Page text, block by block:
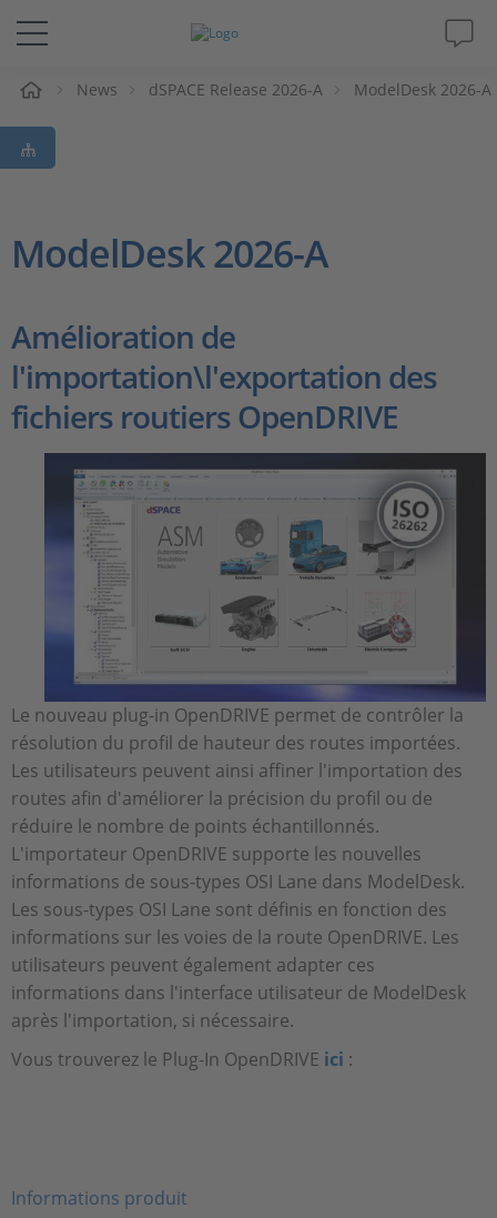
Solutions & Produits
Support
Carrières
News dSPACE Release 2026-A ModelDesk 2026-A
ModelDesk 2026-A
Amélioration de
l'importation\l'exportation des
fichiers routiers OpenDRIVE
Le nouveau plug-in OpenDRIVE permet de contrôler la
résolution du profil de hauteur des routes importées.
Les utilisateurs peuvent ainsi affiner l'importation des
routes afin d'améliorer la précision du profil ou de
réduire le nombre de points échantillonnés.
L'importateur OpenDRIVE supporte les nouvelles
informations de sous-types OSI Lane dans ModelDesk.
Les sous-types OSI Lane sont définis en fonction des
informations sur les voies de la route OpenDRIVE. Les
utilisateurs peuvent également adapter ces
informations dans l'interface utilisateur de ModelDesk
après l'importation, si nécessaire.
Vous trouverez le Plug-In OpenDRIVE ici :
Informations produit